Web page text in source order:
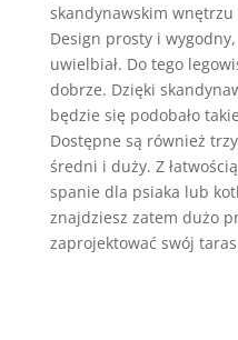
skandynawskim
Design prosty i
uwielbiał. Do tego
dobrze. Dzięki
będzie się podobało
Dostępne są również
średni i duży. Z
spanie dla psiaka lub
znajdziesz zatem dużo
zaprojektować swój